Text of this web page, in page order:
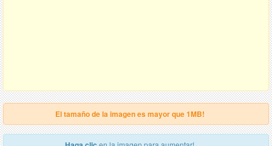
El tamaño de la imagen es mayor que 1MB!